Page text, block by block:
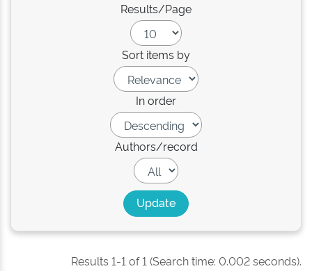
Results/Page
Sort items by
In order
Authors/record
Results 1-1 of 1 (Search time: 0.002 seconds).